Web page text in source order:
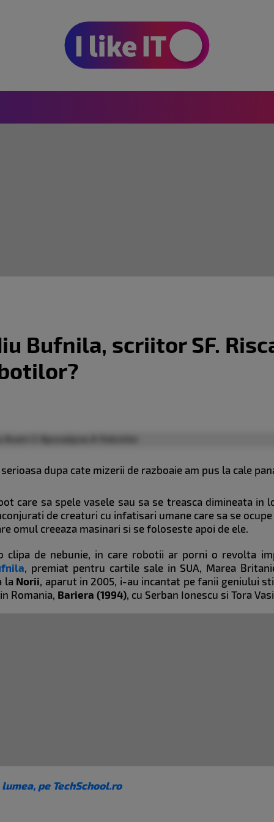
Bufnila, scriitor SF.
dupa cate mizerii de razboaie am pus la cale
care sa spele vasele sau sa se treasca dimineata in
de creaturi cu infatisari umane care sa se
omul creeaza masinari si se foloseste apoi de ele.
clipa de nebunie, in care robotii ar porni o revolta
, premiat pentru cartile sale in SUA, Marea
la Norii, aparut in 2005, i-au incantat pe fanii geniului
Romania, Bariera (1994), cu Serban Ionescu si Tora
pe TechSchool.ro